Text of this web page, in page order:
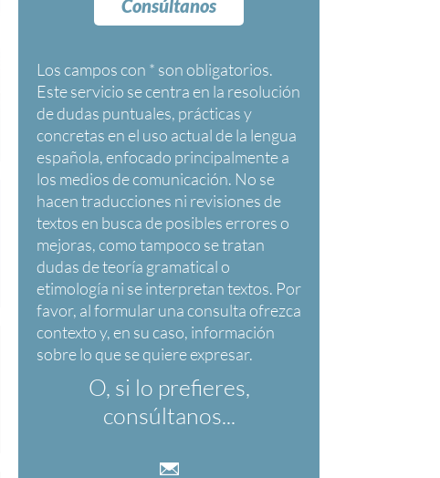
Consúltanos
Los campos con * son obligatorios
O, si lo prefieres,
consúltanos...